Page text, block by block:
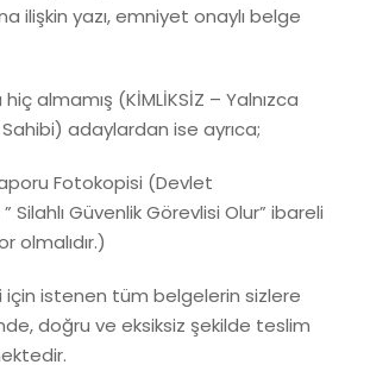
ilişkin yazı, emniyet onaylı belge
hiç almamış (KİMLİKSİZ – Yalnızca
adaylardan ise ayrıca;
Fotokopisi (Devlet
Güvenlik Görevlisi Olur” ibareli
olmalıdır.)
için istenen tüm belgelerin sizlere
doğru ve eksiksiz şekilde teslim
RANDEVU AL
DİLEKÇE ÖRNEKLERİ